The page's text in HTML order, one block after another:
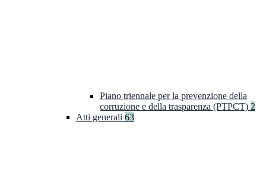
Piano triennale per la prevenzione della
corruzione e della trasparenza (PTPCT) 2
Atti generali 63